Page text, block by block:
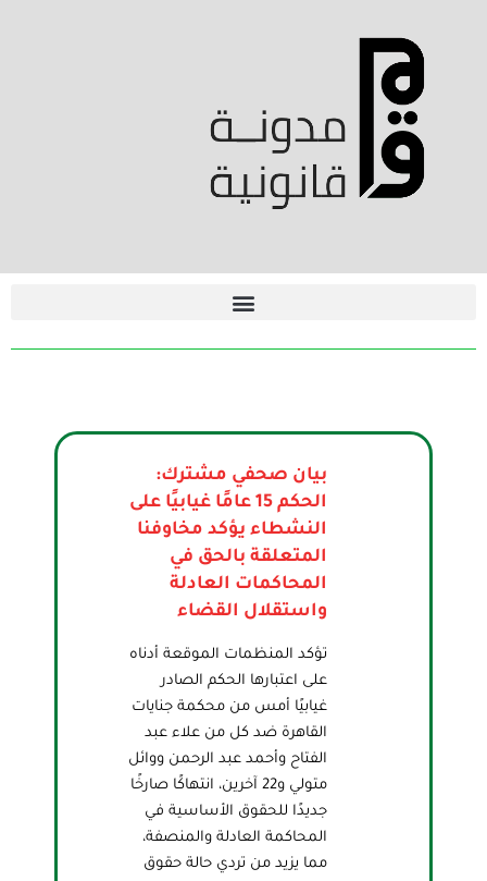
بيان صحفي مشترك:
الحكم 15 عامًا غيابيًا على
النشطاء يؤكد مخاوفنا
المتعلقة بالحق في
المحاكمات العادلة
واستقلال القضاء
تؤكد المنظمات الموقعة أدناه
على اعتبارها الحكم الصادر
غيابيًا أمس من محكمة جنايات
القاهرة ضد كل من علاء عبد
الفتاح وأحمد عبد الرحمن ووائل
متولي و22 آخرين، انتهاكًا صارخًا
جديدًا للحقوق الأساسية في
المحاكمة العادلة والمنصفة،
مما يزيد من تردي حالة حقوق